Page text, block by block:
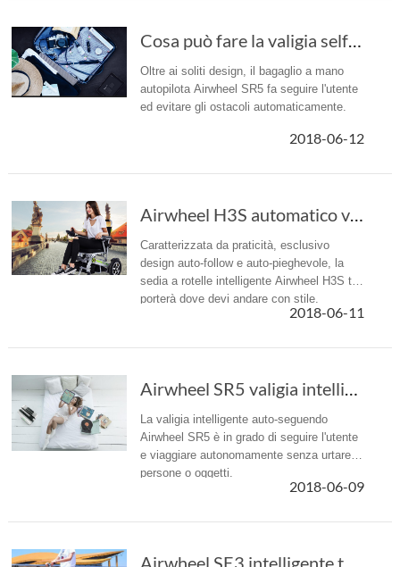
Cosa può fare la valigia self-seguente Airwheel SR5 per te?
Oltre ai soliti design, il bagaglio a mano
autopilota Airwheel SR5 fa seguire l'utente
ed evitare gli ostacoli automaticamente.
2018-06-12
Airwheel H3S automatico visual seguente sedia offre libertà e mobilità
Caratterizzata da praticità, esclusivo
design auto-follow e auto-pieghevole, la
sedia a rotelle intelligente Airwheel H3S ti
porterà dove devi andare con stile.
2018-06-11
Airwheel SR5 valigia intelligente diventa un ...
La valigia intelligente auto-seguendo
Airwheel SR5 è in grado di seguire l'utente
e viaggiare autonomamente senza urtare
persone o oggetti.
2018-06-09
Airwheel SE3 intelligente trattorini valigia ...